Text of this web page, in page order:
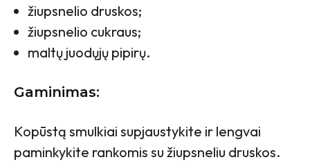
žiupsnelio druskos;
žiupsnelio cukraus;
maltų juodųjų pipirų.
Gaminimas:
Kopūstą smulkiai supjaustykite ir lengvai
paminkykite rankomis su žiupsneliu druskos.